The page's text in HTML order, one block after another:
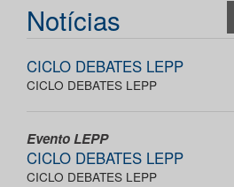
Notícias
CICLO DEBATES LEPP
CICLO DEBATES LEPP
Evento LEPP
CICLO DEBATES LEPP
CICLO DEBATES LEPP